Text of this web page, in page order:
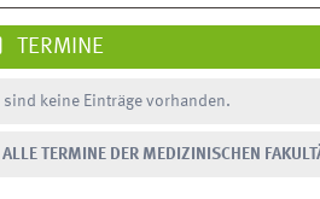
TERMINE
sind keine Einträge vorhanden.
ALLE TERMINE DER MEDIZINISCHEN